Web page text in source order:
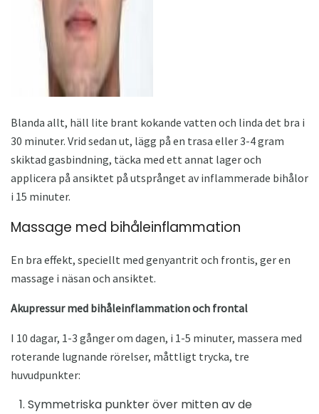
Blanda allt, häll lite brant kokande vatten och linda det bra i
30 minuter. Vrid sedan ut, lägg på en trasa eller 3-4 gram
skiktad gasbindning, täcka med ett annat lager och
applicera på ansiktet på utsprånget av inflammerade bihålor
i 15 minuter.
Massage med bihåleinflammation
En bra effekt, speciellt med genyantrit och frontis, ger en
massage i näsan och ansiktet.
Akupressur med bihåleinflammation och frontal
I 10 dagar, 1-3 gånger om dagen, i 1-5 minuter, massera med
roterande lugnande rörelser, måttligt trycka, tre
huvudpunkter:
Symmetriska punkter över mitten av de